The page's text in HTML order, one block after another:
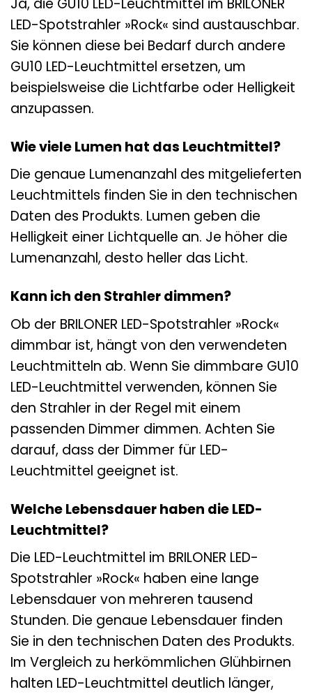
LED-Spotstrahler »Rock« sind austauschbar.
Sie können diese bei Bedarf durch andere
GU10 LED-Leuchtmittel ersetzen, um
beispielsweise die Lichtfarbe oder Helligkeit
anzupassen.
Wie viele Lumen hat das Leuchtmittel?
Die genaue Lumenanzahl des mitgelieferten
Leuchtmittels finden Sie in den technischen
Daten des Produkts. Lumen geben die
Helligkeit einer Lichtquelle an. Je höher die
Lumenanzahl, desto heller das Licht.
Kann ich den Strahler dimmen?
Ob der BRILONER LED-Spotstrahler »Rock«
dimmbar ist, hängt von den verwendeten
Leuchtmitteln ab. Wenn Sie dimmbare GU10
LED-Leuchtmittel verwenden, können Sie
den Strahler in der Regel mit einem
passenden Dimmer dimmen. Achten Sie
darauf, dass der Dimmer für LED-
Leuchtmittel geeignet ist.
Welche Lebensdauer haben die LED-
Leuchtmittel?
Die LED-Leuchtmittel im BRILONER LED-
Spotstrahler »Rock« haben eine lange
Lebensdauer von mehreren tausend
Stunden. Die genaue Lebensdauer finden
Sie in den technischen Daten des Produkts.
Im Vergleich zu herkömmlichen Glühbirnen
halten LED-Leuchtmittel deutlich länger,